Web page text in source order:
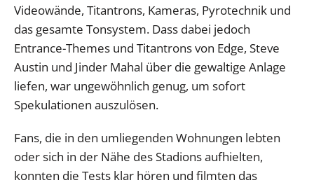
Videowände, Titantrons, Kameras, Pyrotechnik und
das gesamte Tonsystem. Dass dabei jedoch
Entrance-Themes und Titantrons von Edge, Steve
Austin und Jinder Mahal über die gewaltige Anlage
liefen, war ungewöhnlich genug, um sofort
Spekulationen auszulösen.
Fans, die in den umliegenden Wohnungen lebten
oder sich in der Nähe des Stadions aufhielten,
konnten die Tests klar hören und filmten das